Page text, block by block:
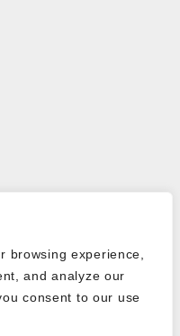
browsing experience,
and analyze our
consent to our use